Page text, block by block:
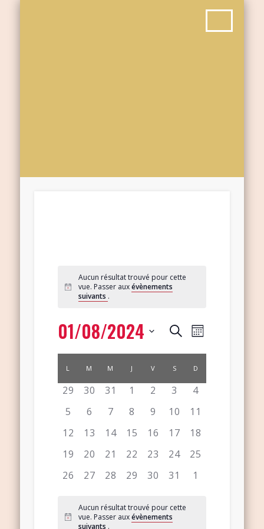
Aucun résultat trouvé pour cette
vue. Passer auxévènements
suivants .
Recherche
et
navigation
de
vues
Évènements
RechercheNavigation
vues
Évènement
Mois
01/08/2024
Sélectionnez
une
date.
Calendrier
de
L M M J V S D
0
29
0
30
0
31
01
0
2
0
3
0
4
0
5
0
6
0
7
0
8
0
9
010
011
012
013
014
015
016
017
018
019
0
20
0
21
0
22
0
23
0
24
0
25
0
26
0
27
0
28
0
29
0
30
0
31
01
Aucun résultat trouvé pour cette
vue. Passer auxévènements
suivants .